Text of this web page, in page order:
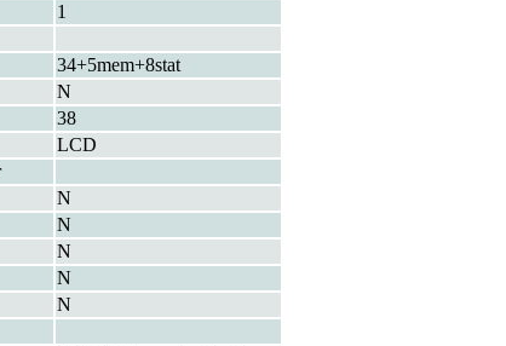
1
34+5mem+8stat
N
38
LCD
N
N
N
N
N